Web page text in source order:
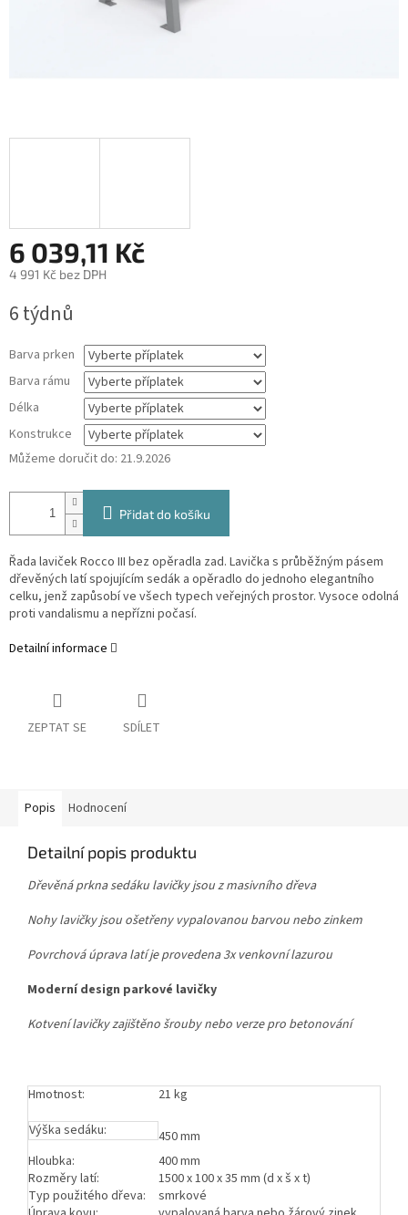
6 039,11 Kč
4 991 Kč bez DPH
cena:
6 týdnů
Barva prken
Barva rámu
Délka
Konstrukce
Můžeme doručit do: 21.9.2026
Přidat do košíku
Řada laviček Rocco III bez opěradla zad. Lavička s průběžným pásem
dřevěných latí spojujícím sedák a opěradlo do jednoho elegantního
celku, jenž zapůsobí ve všech typech veřejných prostor. Vysoce odolná
proti vandalismu a nepřízni počasí.
Detailní informace
ZEPTAT SE SDÍLET
Popis Hodnocení
Detailní popis produktu
Dřevěná prkna sedáku lavičky jsou z masivního dřeva
Nohy lavičky jsou ošetřeny vypalovanou barvou nebo zinkem
Povrchová úprava latí je provedena 3x venkovní lazurou
Moderní design parkové lavičky
Kotvení lavičky zajištěno šrouby nebo verze pro betonování
Hmotnost:
21 kg
Výška sedáku:
450 mm
Hloubka:
400 mm
Rozměry latí:
1500 x 100 x 35 mm (d x š x t)
Typ použitého dřeva:
smrkové